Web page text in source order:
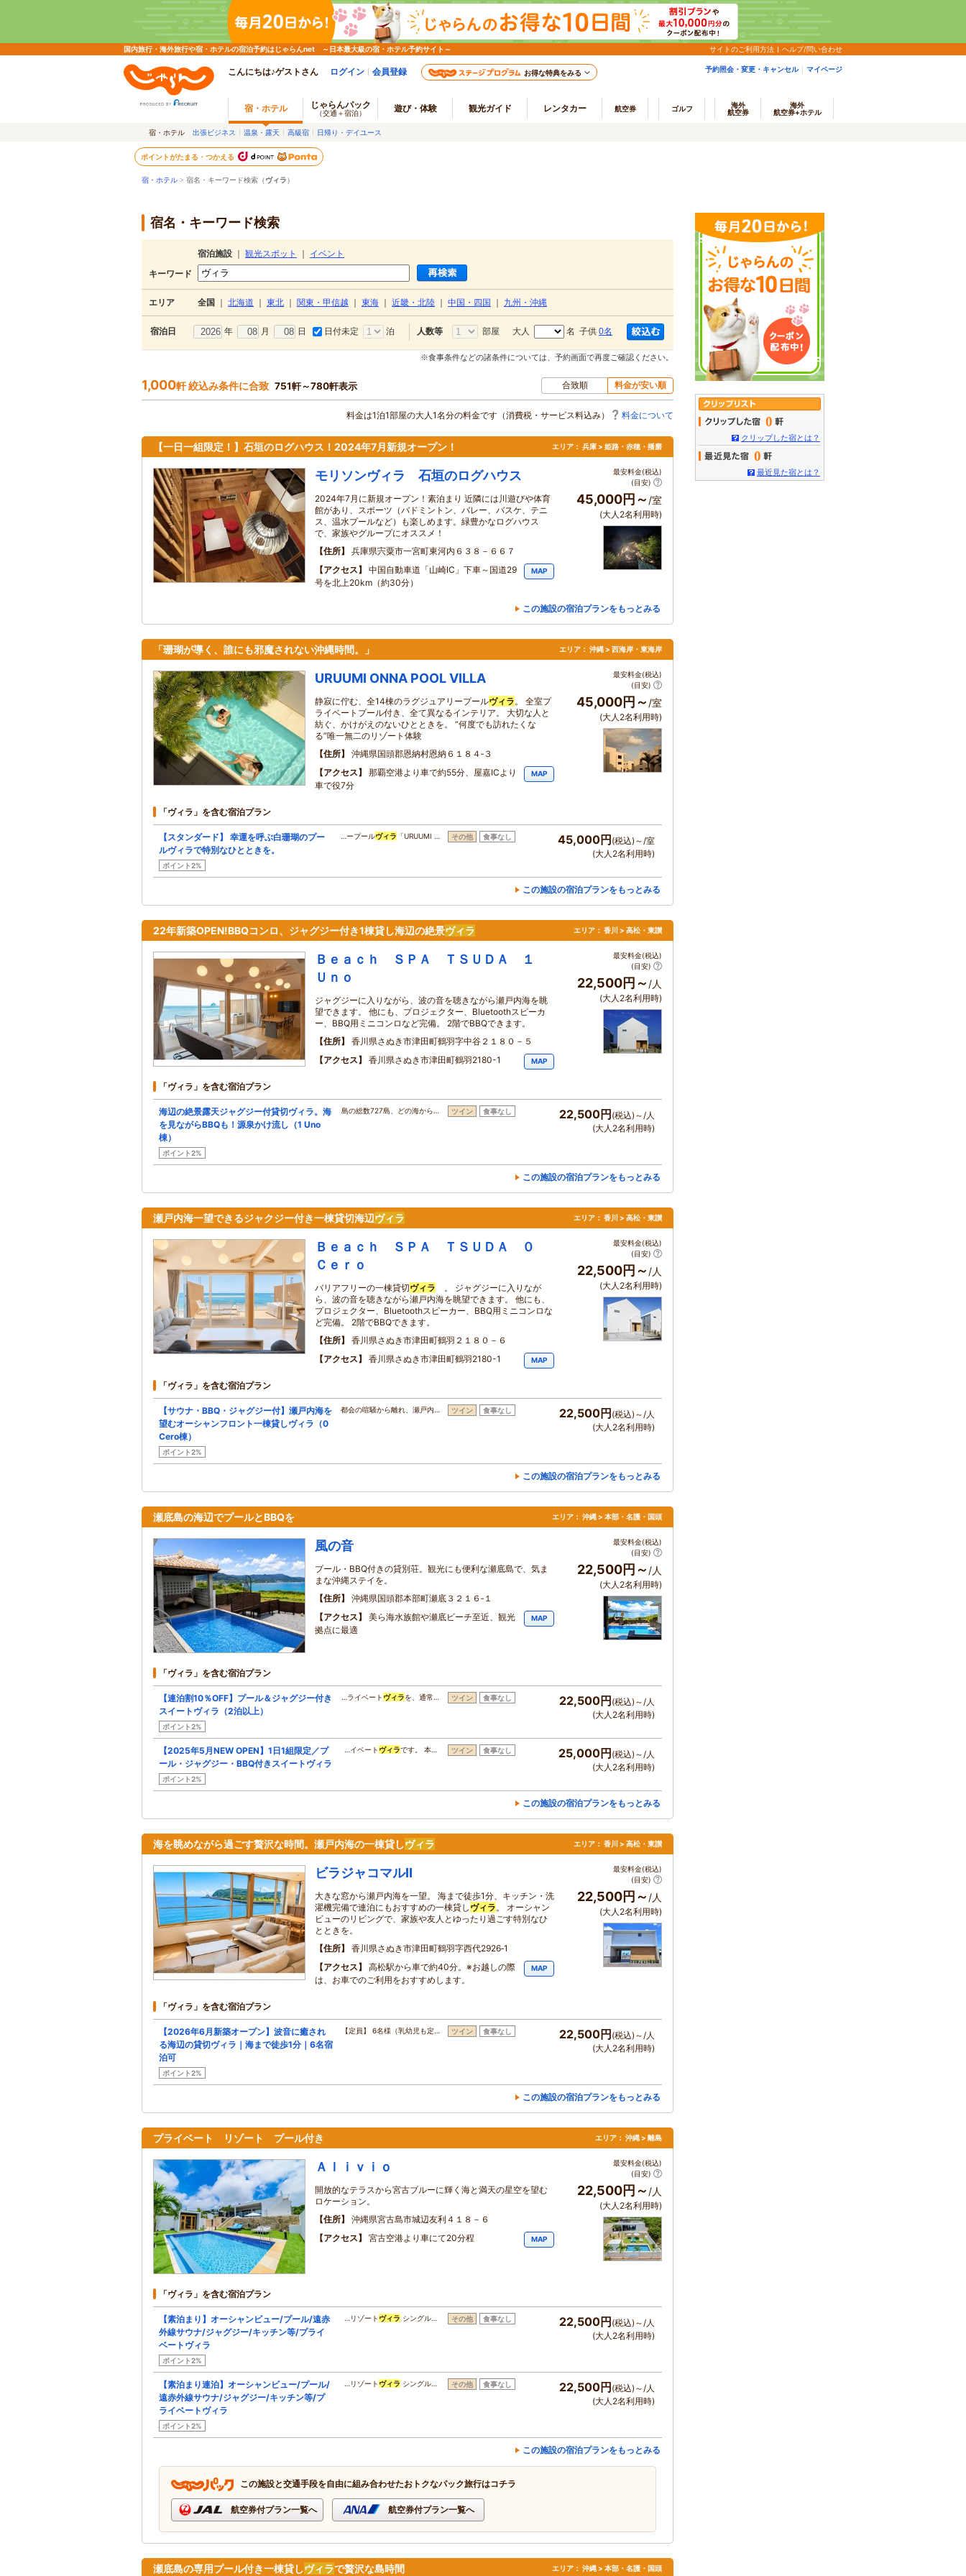
国内旅行・海外旅行や宿・ホテルの宿泊予約はじゃらんnet ～日本最大級の宿・ホテル予約サイト～ サイトのご利用方法 ヘルプ/問い合わせ
こんにちは♪ゲストさん ログイン 会員登録 お得な特典をみる 予約照会・変更・キャンセル マイページ
宿・ホテル じゃらんパック
（交通＋宿泊） 遊び・体験 観光ガイド レンタカー 航空券 ゴルフ
海外
航空券
海外
航空券+ホテル
宿・ホテル 出張ビジネス 温泉・露天 高級宿 日帰り・デイユース
ポイントがたまる・つかえる
宿・ホテル > 宿名・キーワード検索（ヴィラ）
宿名・キーワード検索
宿泊施設 観光スポット
イベント
キーワード
エリア 全国 北海道 東北 関東・甲信越 東海 近畿・北陸 中国・四国 九州・沖縄
宿泊日 年 月 日 日付未定 泊 人数等 部屋 大人 名 子供 0名
※食事条件などの諸条件については、予約画面で再度ご確認ください。
1,000軒 絞込み条件に合致 751軒～780軒表示 合致順 料金が安い順
料金は1泊1部屋の大人1名分の料金です（消費税・サービス料込み） 料金について
【一日一組限定！】石垣のログハウス！2024年7月新規オープン！ エリア： 兵庫 > 姫路・赤穂・播磨
モリソンヴィラ 石垣のログハウス
2024年7月に新規オープン！素泊まり 近隣には川遊びや体育
館があり、スポーツ（バドミントン、バレー、バスケ、テニ
ス、温水プールなど）も楽しめます。緑豊かなログハウス
で、家族やグループにオススメ！
住所
兵庫県宍粟市一宮町東河内６３８－６６７
アクセス
中国自動車道「山崎IC」下車～国道29
号を北上20km（約30分）
MAP
最安料金(税込)
(目安)
45,000円～ /室
(大人2名利用時)
この施設の宿泊プランをもっとみる
「珊瑚が導く、誰にも邪魔されない沖縄時間。」 エリア： 沖縄 > 西海岸・東海岸
URUUMI ONNA POOL VILLA
静寂に佇む、全14棟のラグジュアリープールヴィラ。 全室プ
ライベートプール付き、全て異なるインテリア。 大切な人と
紡ぐ、かけがえのないひとときを。 “何度でも訪れたくな
る”唯一無二のリゾート体験
住所
沖縄県国頭郡恩納村恩納６１８４‐３
アクセス
那覇空港より車で約55分、屋嘉ICより
車で役7分
MAP
最安料金(税込)
(目安)
45,000円～ /室
(大人2名利用時)
「ヴィラ」を含む宿泊プラン
【スタンダード】 幸運を呼ぶ白珊瑚のプー
ルヴィラで特別なひとときを。
ポイント2%
…ープールヴィラ 「URUUMI … その他 食事なし 45,000円 (税込)～/室
(大人2名利用時)
この施設の宿泊プランをもっとみる
22年新築OPEN!BBQコンロ、ジャグジー付き1棟貸し海辺の絶景ヴィラ エリア： 香川 > 高松・東讃
Ｂｅａｃｈ ＳＰＡ ＴＳＵＤＡ １
Ｕｎｏ
ジャグジーに入りながら、波の音を聴きながら瀬戸内海を眺
望できます。 他にも、プロジェクター、Bluetoothスピーカ
ー、BBQ用ミニコンロなど完備。 2階でBBQできます。
住所
香川県さぬき市津田町鶴羽字中谷２１８０－５
アクセス
香川県さぬき市津田町鶴羽2180-1 MAP
最安料金(税込)
(目安)
22,500円～ /人
(大人2名利用時)
「ヴィラ」を含む宿泊プラン
海辺の絶景露天ジャグジー付貸切ヴィラ。海
を見ながらBBQも！源泉かけ流し（1 Uno
棟）
ポイント2%
島の総数727島、どの海から… ツイン 食事なし 22,500円 (税込)～/人
(大人2名利用時)
この施設の宿泊プランをもっとみる
瀬戸内海一望できるジャクジー付き一棟貸切海辺ヴィラ エリア： 香川 > 高松・東讃
Ｂｅａｃｈ ＳＰＡ ＴＳＵＤＡ ０
Ｃｅｒｏ
バリアフリーの一棟貸切ヴィラ 。 ジャグジーに入りなが
ら、波の音を聴きながら瀬戸内海を眺望できます。 他にも、
プロジェクター、Bluetoothスピーカー、BBQ用ミニコンロな
ど完備。 2階でBBQできます。
住所
香川県さぬき市津田町鶴羽２１８０－６
アクセス
香川県さぬき市津田町鶴羽2180-1 MAP
最安料金(税込)
(目安)
22,500円～ /人
(大人2名利用時)
「ヴィラ」を含む宿泊プラン
【サウナ・BBQ・ジャグジー付】瀬戸内海を
望むオーシャンフロント一棟貸しヴィラ（0
Cero棟）
ポイント2%
都会の喧騒から離れ、瀬戸内… ツイン 食事なし 22,500円 (税込)～/人
(大人2名利用時)
この施設の宿泊プランをもっとみる
瀬底島の海辺でプールとBBQを エリア： 沖縄 > 本部・名護・国頭
風の音
プール・BBQ付きの貸別荘。観光にも便利な瀬底島で、気ま
まな沖縄ステイを。
住所
沖縄県国頭郡本部町瀬底３２１６‐１
アクセス
美ら海水族館や瀬底ビーチ至近、観光
拠点に最適
MAP
最安料金(税込)
(目安)
22,500円～ /人
(大人2名利用時)
「ヴィラ」を含む宿泊プラン
【連泊割10％OFF】プール＆ジャグジー付き
スイートヴィラ（2泊以上）
ポイント2%
…ライベート ヴィラを、通常… ツイン 食事なし 22,500円 (税込)～/人
(大人2名利用時)
【2025年5月NEW OPEN】1日1組限定／プ
ール・ジャグジー・BBQ付きスイートヴィラ
ポイント2%
…イベート ヴィラです。 本… ツイン 食事なし 25,000円 (税込)～/人
(大人2名利用時)
この施設の宿泊プランをもっとみる
海を眺めながら過ごす贅沢な時間。瀬戸内海の一棟貸しヴィラ エリア： 香川 > 高松・東讃
ビラジャコマルII
大きな窓から瀬戸内海を一望。 海まで徒歩1分、キッチン・洗
濯機完備で連泊にもおすすめの一棟貸し ヴィラ。 オーシャン
ビューのリビングで、家族や友人とゆったり過ごす特別なひ
とときを。
住所
香川県さぬき市津田町鶴羽字西代2926‐1
アクセス
高松駅から車で約40分。※お越しの際
は、お車でのご利用をおすすめします。
MAP
最安料金(税込)
(目安)
22,500円～ /人
(大人2名利用時)
「ヴィラ」を含む宿泊プラン
【2026年6月新築オープン】波音に癒され
る海辺の貸切ヴィラ｜海まで徒歩1分｜6名宿
泊可
ポイント2%
【定員】 6名様（乳幼児も定… ツイン 食事なし 22,500円 (税込)～/人
(大人2名利用時)
この施設の宿泊プランをもっとみる
プライベート リゾート プール付き エリア： 沖縄 > 離島
Ａｌｉｖｉｏ
開放的なテラスから宮古ブルーに輝く海と満天の星空を望む
ロケーション。
住所
沖縄県宮古島市城辺友利４１８－６
アクセス
宮古空港より車にて20分程 MAP
最安料金(税込)
(目安)
22,500円～ /人
(大人2名利用時)
「ヴィラ」を含む宿泊プラン
【素泊まり】オーシャンビュー/プール/遠赤
外線サウナ/ジャグジー/キッチン等/プライ
ベートヴィラ
ポイント2%
…リゾート ヴィラ シングル… その他 食事なし 22,500円 (税込)～/人
(大人2名利用時)
【素泊まり連泊】オーシャンビュー/プール/
遠赤外線サウナ/ジャグジー/キッチン等/プ
ライベートヴィラ
ポイント2%
…リゾート ヴィラ シングル… その他 食事なし 22,500円 (税込)～/人
(大人2名利用時)
この施設の宿泊プランをもっとみる
この施設と交通手段を自由に組み合わせたおトクなパック旅行はコチラ
航空券付プラン一覧へ 航空券付プラン一覧へ
瀬底島の専用プール付き一棟貸しヴィラで贅沢な島時間 エリア： 沖縄 > 本部・名護・国頭
0
クリップした宿とは？
0
最近見た宿とは？